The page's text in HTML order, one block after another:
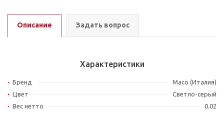
Описание Задать вопрос
Характеристики
Бренд
Maco (Италия)
Цвет
Светло-серый
Вес нетто
0.02